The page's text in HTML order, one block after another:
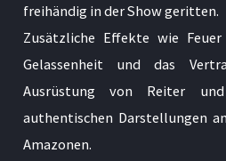
freihändig in der Show geritten.
Zusätzliche Effekte wie
Gelassenheit und das
Ausrüstung von Reiter
authentischen Darstellungen
Amazonen.